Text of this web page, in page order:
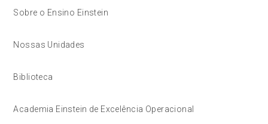
Sobre o Ensino Einstein
Nossas Unidades
Biblioteca
Academia Einstein de Excelência Operacional